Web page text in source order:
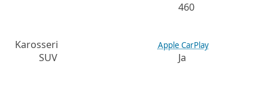
460
Karosseri
SUV
Apple CarPlay
Ja